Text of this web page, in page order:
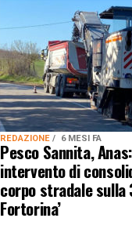
REDAZIONE 6 MESI FA
Pesco Sannita,
intervento di
corpo stradale sulla
Fortorina’